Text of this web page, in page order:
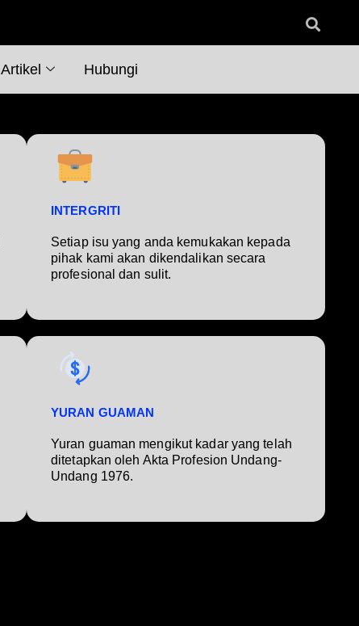
Artikel Hubungi
INTERGRITI
Setiap isu yang anda kemukakan kepada
pihak kami akan dikendalikan secara
profesional dan sulit.
YURAN GUAMAN
Yuran guaman mengikut kadar yang telah
ditetapkan oleh Akta Profesion Undang-
Undang 1976.